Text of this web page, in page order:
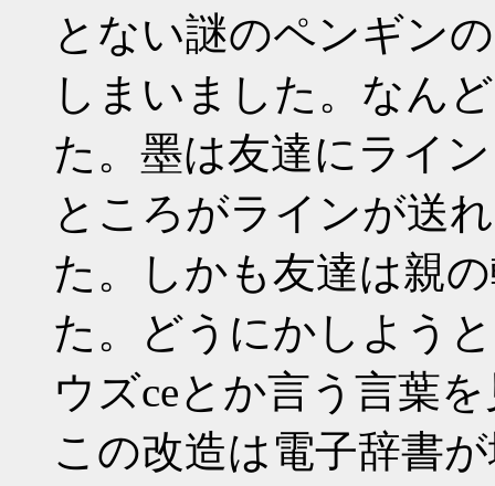
とない謎のペンギン
しまいました。なん
た。墨は友達にライ
ところがラインが送
た。しかも友達は親
た。どうにかしよう
ウズceとか言う言葉
この改造は電子辞書